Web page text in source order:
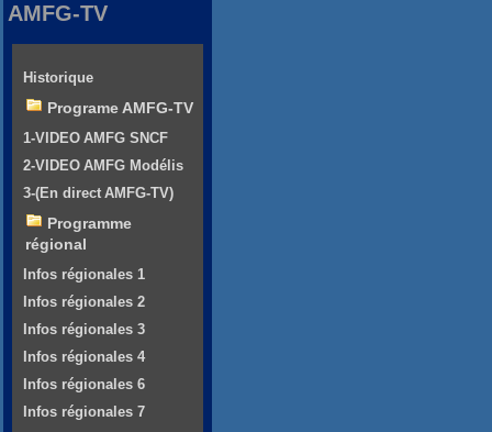
AMFG-TV
Historique
Programe AMFG-TV
1-VIDEO AMFG SNCF
2-VIDEO AMFG Modélis
3-(En direct AMFG-TV)
Programme
régional
Infos régionales 1
Infos régionales 2
Infos régionales 3
Infos régionales 4
Infos régionales 6
Infos régionales 7